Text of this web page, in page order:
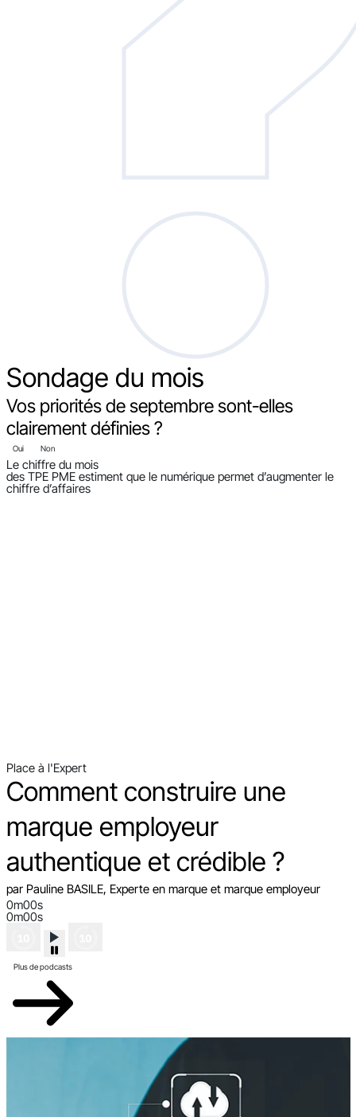
Sondage du mois
Vos priorités de septembre sont-elles
clairement définies ?
Oui Non
Le chiffre du mois
des TPE PME estiment que le numérique permet d’augmenter le
chiffre d’affaires
Place à l'Expert
Comment construire une
marque employeur
authentique et crédible ?
par Pauline BASILE, Experte en marque et marque employeur
0m00s
0m00s
Plus de podcasts